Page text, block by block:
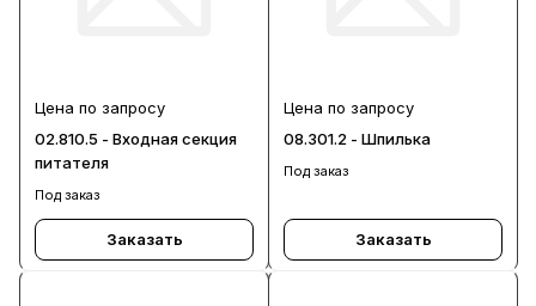
Цена по запросу
02.810.5 - Входная секция
питателя
Под заказ
Заказать
Цена по запросу
08.301.2 - Шпилька
Под заказ
Заказать